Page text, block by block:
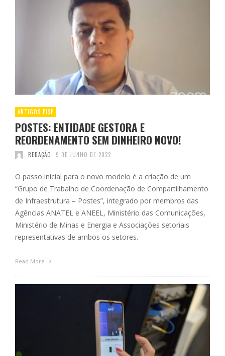
ARTIGOS PISP
POSTES: ENTIDADE GESTORA E
REORDENAMENTO SEM DINHEIRO NOVO!
REDAÇÃO 9 DE JUNHO DE 2022
O passo inicial para o novo modelo é a criação de um
“Grupo de Trabalho de Coordenação de Compartilhamento
de Infraestrutura – Postes”, integrado por membros das
Agências ANATEL e ANEEL, Ministério das Comunicações,
Ministério de Minas e Energia e Associações setoriais
representativas de ambos os setores.
Read More